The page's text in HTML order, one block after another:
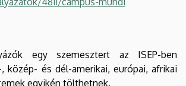
egy szemesztert az ISEP-ben
közép- és dél-amerikai, európai, afrikai
egyikén tölthetnek.